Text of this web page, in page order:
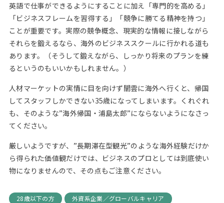
英語で仕事ができるようにすることに加え「専門的を高める」
「ビジネスフレームを習得する」「競争に勝てる精神を持つ」
ことが重要です。実際の競争概念、現実的な情報に接しながら
それらを鍛えるなら、海外のビジネススクールに行かれる道も
あります。（そうして鍛えながら、しっかり将来のプランを練
るというのもいいかもしれません。）
人材マーケットの実情に目を向けず闇雲に海外へ行くと、帰国
してスタッフしかできない35歳になってしまいます。くれぐれ
も、そのような”海外帰国・浦島太郎”にならないようになさっ
てください。
厳しいようですが、”長期滞在型観光”のような海外経験だけか
ら得られた価値観だけでは、ビジネスのプロとしては到底使い
物になりませんので、その点もご注意ください。
28歳以下の方
外資系企業／グローバルキャリア